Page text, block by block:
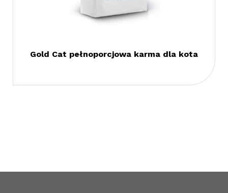
Gold Cat pełnoporcjowa karma dla kota